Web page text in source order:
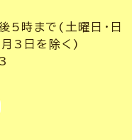
5時まで(土曜日・日
3日を除く)